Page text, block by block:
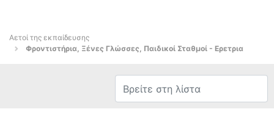
Αετοί της εκπαίδευσης
Φροντιστήρια, Ξένες Γλώσσες, Παιδικοί Σταθμοί - Ερετρια